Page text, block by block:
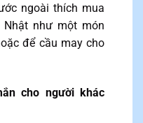
ngoài thích mua
Nhật như một món
để cầu may cho
cho người khác